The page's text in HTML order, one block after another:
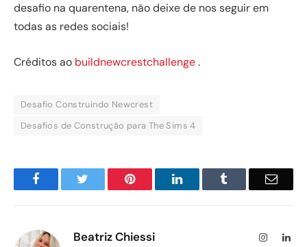
desafio na quarentena, não deixe de nos seguir em
todas as redes sociais!
Créditos ao buildnewcrestchallenge.
Desafio Construindo Newcrest
Desafios de Construção para The Sims 4
Facebook Pinterest LinkedIn Email
Beatriz Chiessi Instagram